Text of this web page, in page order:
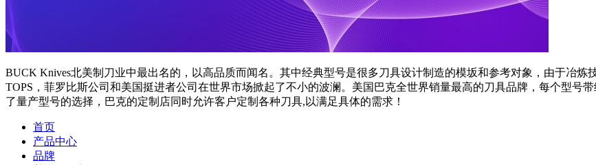
BUCK Knives北美制刀业中最出名的，以高品质而闻名。其中经典型号是很多刀具设计制造的模坂和参考对象，由于冶
TOPS，菲罗比斯公司和美国挺进者公司在世界市场掀起了不小的波澜。美国巴克全世界销量最高的刀具品牌，每个型号
了量产型号的选择，巴克的定制店同时允许客户定制各种刀具,以满足具体的需求！
首页
产品中心
品牌